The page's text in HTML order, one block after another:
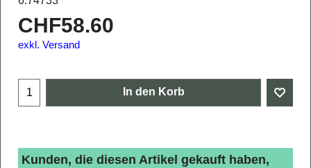
CHF58.60
exkl. Versand
In den Korb
Kunden, die diesen Artikel gekauft haben,